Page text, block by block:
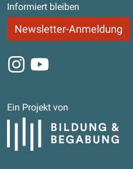
Informiert bleiben
Newsletter-Anmeldung
Instagram
Youtube
Ein Projekt von
Bildung und Begabung